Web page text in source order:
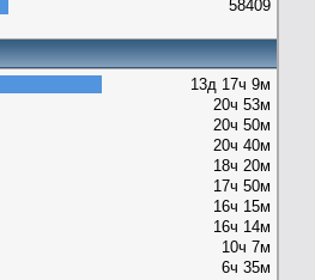
58409
13д 17ч 9м
20ч 53м
20ч 50м
20ч 40м
18ч 20м
17ч 50м
16ч 15м
16ч 14м
10ч 7м
6ч 35м